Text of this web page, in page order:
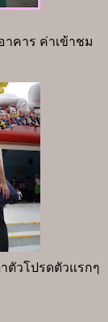
าคาร ค่าเข้าชม
ตัวโปรดตัวแรกๆ